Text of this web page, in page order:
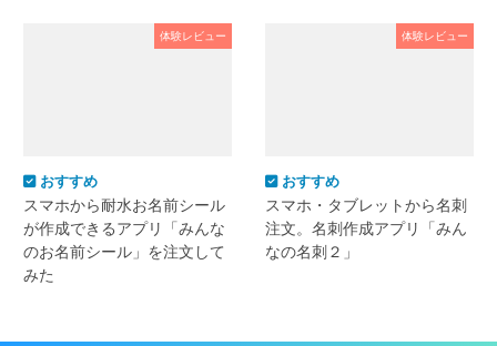
体験レビュー
おすすめ
スマホから耐水お名前シール
が作成できるアプリ「みんな
のお名前シール」を注文して
みた
体験レビュー
おすすめ
スマホ・タブレットから名刺
注文。名刺作成アプリ「みん
なの名刺２」